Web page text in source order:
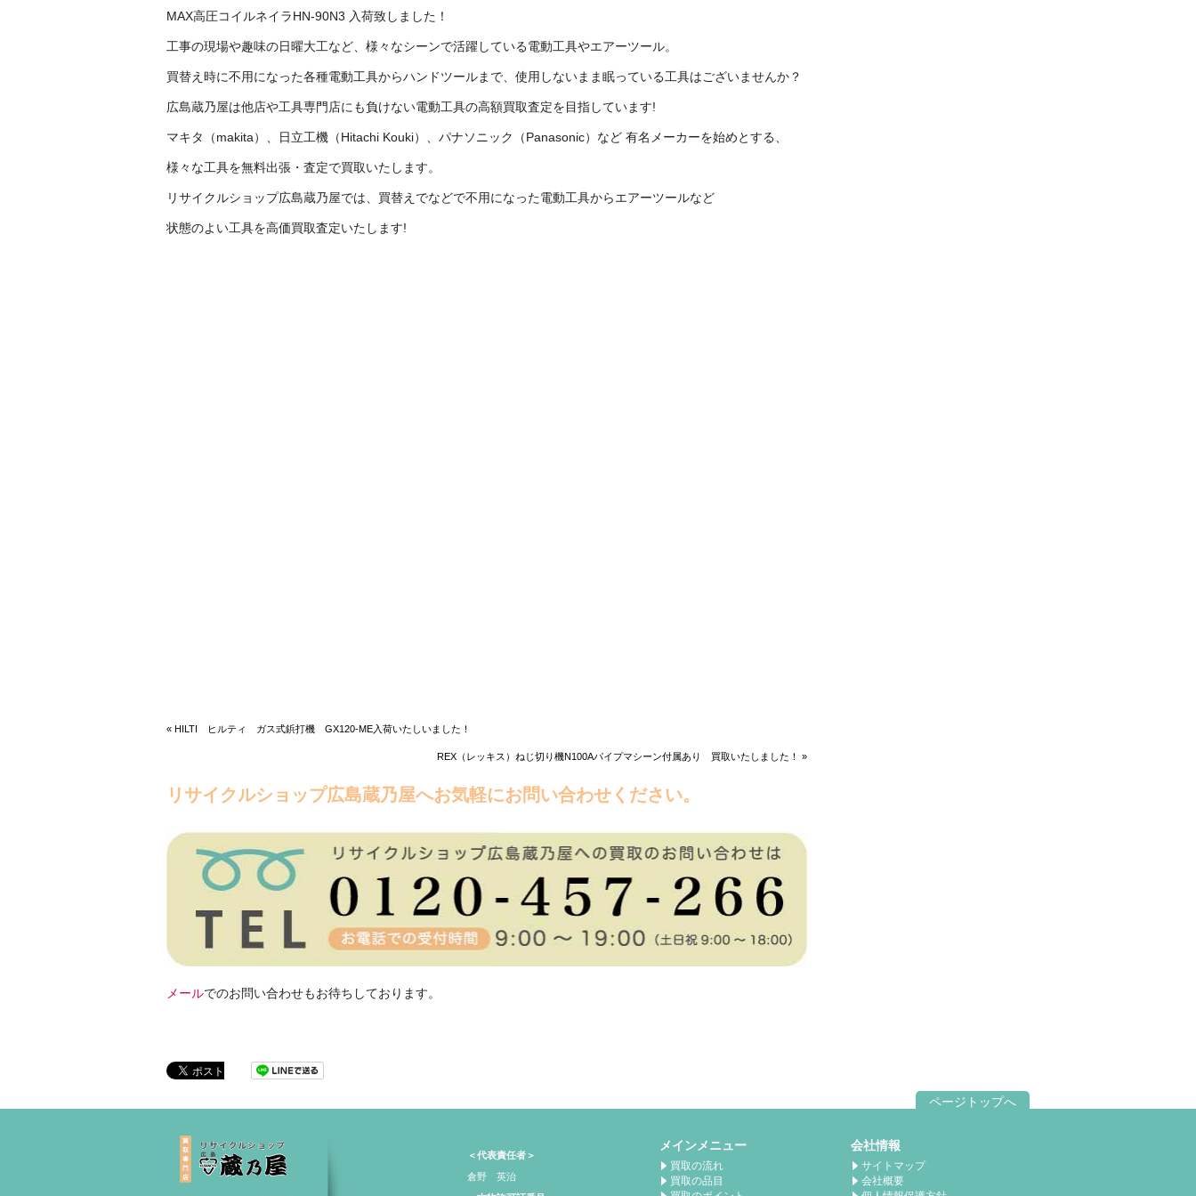
MAX高圧コイルネイラHN-90N3 入荷致しました！
工事の現場や趣味の日曜大工など、様々なシーンで活躍している電動工具やエアーツール。
買替え時に不用になった各種電動工具からハンドツールまで、使用しないまま眠っている工具はございませんか？
広島蔵乃屋は他店や工具専門店にも負けない電動工具の高額買取査定を目指しています!
マキタ（makita）、日立工機（Hitachi Kouki）、パナソニック（Panasonic）など 有名メーカーを始めとする、
様々な工具を無料出張・査定で買取いたします。
リサイクルショップ広島蔵乃屋では、買替えでなどで不用になった電動工具からエアーツールなど
状態のよい工具を高価買取査定いたします!
« HILTI ヒルティ ガス式鋲打機 GX120-ME入荷いたしいました！
REX（レッキス）ねじ切り機N100Aパイプマシーン付属あり 買取いたしました！ »
リサイクルショップ広島蔵乃屋へお気軽にお問い合わせください。
メールでのお問い合わせもお待ちしております。
ページトップへ
＜代表責任者＞
倉野 英治
メインメニュー
買取の流れ
買取の品目
会社情報
サイトマップ
会社概要